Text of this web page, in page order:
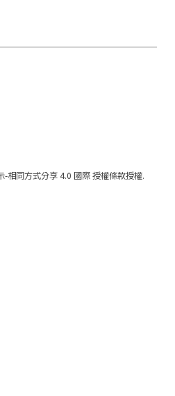
-相同方式分享 4.0 國際 授權條款授權.